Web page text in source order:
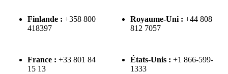
Finlande : +358 800
418397
Royaume-Uni : +44 808
812 7057
France : +33 801 84
15 13
États-Unis : +1 866-599-
1333